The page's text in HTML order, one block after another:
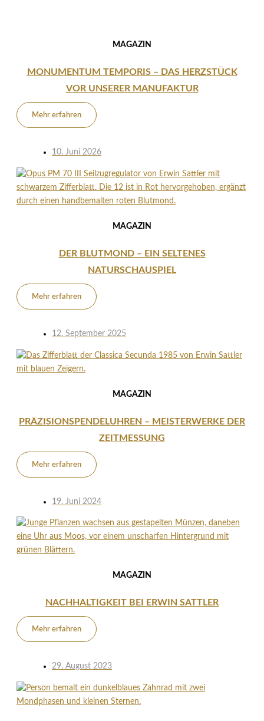
MAGAZIN
MONUMENTUM TEMPORIS – DAS HERZSTÜCK
VOR UNSERER MANUFAKTUR
Mehr erfahren
10. Juni 2026
MAGAZIN
DER BLUTMOND – EIN SELTENES
NATURSCHAUSPIEL
Mehr erfahren
12. September 2025
MAGAZIN
PRÄZISIONSPENDELUHREN – MEISTERWERKE DER
ZEITMESSUNG
Mehr erfahren
19. Juni 2024
MAGAZIN
NACHHALTIGKEIT BEI ERWIN SATTLER
Mehr erfahren
29. August 2023